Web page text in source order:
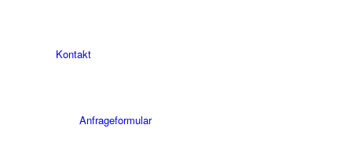
Kontakt
Anfrageformular